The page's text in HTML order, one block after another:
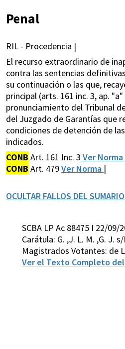
Penal
RIL - Procedencia |
El recurso extraordinario de
contra las sentencias
su continuación o las que,
principal (arts. 161 inc. 3, ap.
pronunciamiento del Tribunal
del Juzgado de Garantías que
condiciones de detención de
indicados.
CONB Art. 161 Inc. 3 Ver Norma
CONB Art. 479Ver Norma |
OCULTAR FALLOS DEL SUMARIO
SCBA LP Ac 88475 I 22/09/
Carátula: G. ,J. L. M. ,G. J.
Magistrados Votantes: de
Ver el Texto Completo